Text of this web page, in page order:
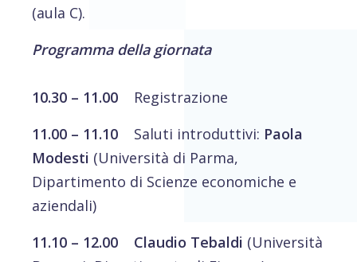
(aula C).
Programma della giornata
10.30 – 11.00 Registrazione
11.00 – 11.10 Saluti introduttivi: Paola
Modesti (Università di Parma,
Dipartimento di Scienze economiche e
aziendali)
11.10 – 12.00
Claudio Tebaldi (Università